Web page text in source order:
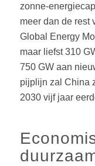
zonne-
meer dan de rest
Global Energy
maar liefst 310
750 GW aan
pijplijn zal China
2030 vijf jaar